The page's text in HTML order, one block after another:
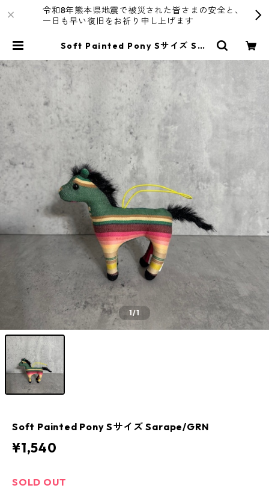
令和8年熊本県地震で被災された皆さまの安全と、
一日も早い復旧をお祈り申し上げます
Soft Painted Pony Sサイズ Sar
1/1
Soft Painted Pony Sサイズ Sarape/GRN
¥1,540
SOLD OUT